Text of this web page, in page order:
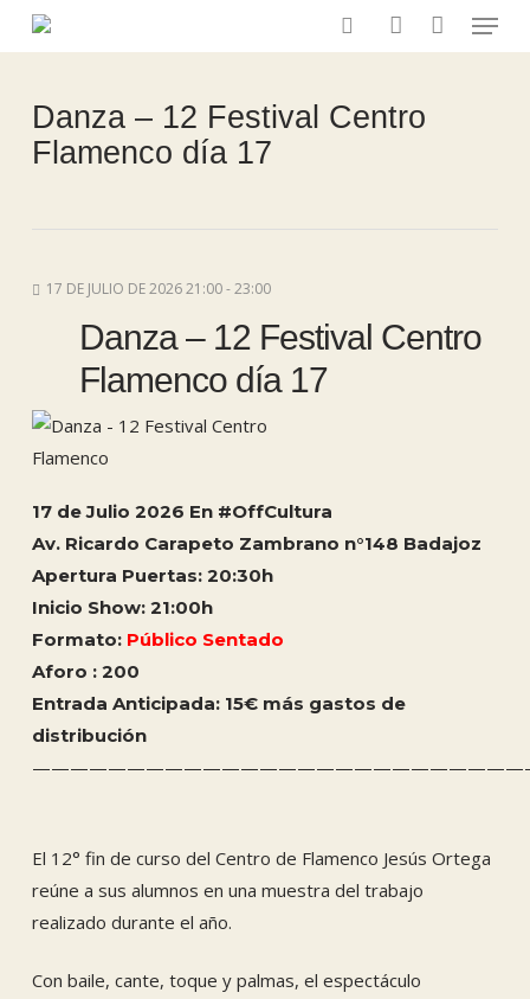
to
content
searchaccount
Menu
Danza – 12 Festival Centro
Flamenco día 17
17 DE JULIO DE 2026 21:00 - 23:00
Danza – 12 Festival Centro
Flamenco día 17
17 de Julio 2026 En #OffCultura
Av. Ricardo Carapeto Zambrano n°148 Badajoz
Apertura Puertas: 20:30h
Inicio Show: 21:00h
Formato: Público Sentado
Aforo : 200
Entrada Anticipada: 15€ más gastos de
distribución
El 12° fin de curso del Centro de Flamenco Jesús Ortega
reúne a sus alumnos en una muestra del trabajo
realizado durante el año.
Con baile, cante, toque y palmas, el espectáculo